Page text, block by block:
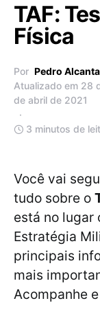
TAF:
Física
Por Pedro
Atualizado em 28
de abril de 2021
3 minutos de
Você vai
tudo sobre o
está no lugar
Estratégia
principais
mais
Acompanhe